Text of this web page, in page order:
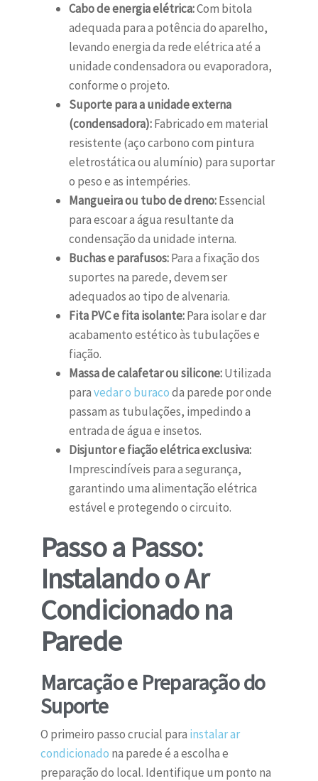
Cabo de energia elétrica:Com bitola
adequada para a potência do aparelho,
levando energia da rede elétrica até a
unidade condensadora ou evaporadora,
conforme o projeto.
Suporte para a unidade externa
(condensadora):Fabricado em material
resistente (aço carbono com pintura
eletrostática ou alumínio) para suportar
o peso e as intempéries.
Mangueira ou tubo de dreno:Essencial
para escoar a água resultante da
condensação da unidade interna.
Buchas e parafusos:Para a fixação dos
suportes na parede, devem ser
adequados ao tipo de alvenaria.
Fita PVC e fita isolante:Para isolar e dar
acabamento estético às tubulações e
fiação.
Massa de calafetar ou silicone:Utilizada
paravedar o buracoda parede por onde
passam as tubulações, impedindo a
entrada de água e insetos.
Disjuntor e fiação elétrica exclusiva:
Imprescindíveis para a segurança,
garantindo uma alimentação elétrica
estável e protegendo o circuito.
Passo a Passo:
Instalando o Ar
Condicionado na
Parede
Marcação e Preparação do
Suporte
O primeiro passo crucial para instalar ar
condicionado na parede é a escolha e
preparação do local. Identifique um ponto na